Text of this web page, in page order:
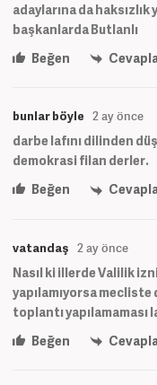
adaylarına da
başkanlarda Butlanlı
Beğen
bunlar böyle 2 ay önce
darbe lafını dilinden
demokrasi filan derler.
Beğen
vatandaş 2 ay önce
Nasıl ki illerde Valilik
yapılamıyorsa
toplantı yapılamaması
Beğen